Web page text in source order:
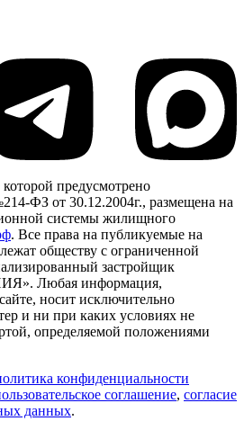
предусмотрено
ФЗ от 30.12.2004г., размещена на
системы жилищного
. Все права на публикуемые на
обществу с ограниченной
застройщик
Любая информация,
носит исключительно
и ни при каких условиях не
определяемой положениями
конфиденциальности
cоглашение, cогласие
данных.